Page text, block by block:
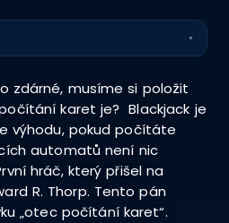
▼
zdárné, musíme si položit
karet je? Blackjack je
výhodu, pokud počítáte
automatů není nic
hráč, který přišel na
R. Thorp. Tento pán
„otec počítání karet“.